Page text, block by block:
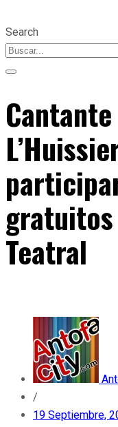
Search
Teatral
/
19 Septiembre,